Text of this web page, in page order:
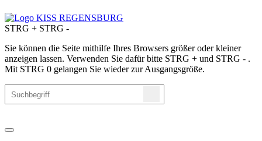
STRG + STRG -
Sie können die Seite mithilfe Ihres Browsers größer oder kleiner
anzeigen lassen. Verwenden Sie dafür bitte STRG + und STRG - .
Mit STRG 0 gelangen Sie wieder zur Ausgangsgröße.